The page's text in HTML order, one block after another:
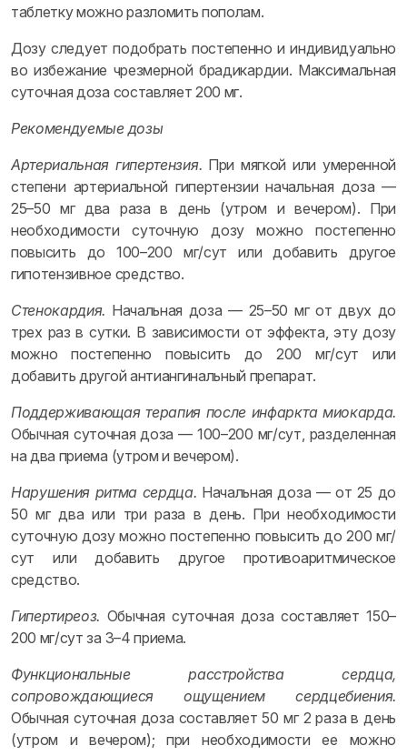
таблетку можно разломить пополам.
Дозу следует подобрать постепенно и индивидуально
во избежание чрезмерной брадикардии. Максимальная
суточная доза составляет 200 мг.
Рекомендуемые дозы
Артериальная гипертензия. При мягкой или умеренной
степени артериальной гипертензии начальная доза —
25–50 мг два раза в день (утром и вечером). При
необходимости суточную дозу можно постепенно
повысить до 100–200 мг/сут или добавить другое
гипотензивное средство.
Стенокардия. Начальная доза — 25–50 мг от двух до
трех раз в сутки. В зависимости от эффекта, эту дозу
можно постепенно повысить до 200 мг/сут или
добавить другой антиангинальный препарат.
Поддерживающая терапия после инфаркта миокарда.
Обычная суточная доза — 100–200 мг/сут, разделенная
на два приема (утром и вечером).
Нарушения ритма сердца. Начальная доза — от 25 до
50 мг два или три раза в день. При необходимости
суточную дозу можно постепенно повысить до 200 мг/
сут или добавить другое противоаритмическое
средство.
Гипертиреоз. Обычная суточная доза составляет 150–
200 мг/сут за 3–4 приема.
Функциональные расстройства сердца,
сопровождающиеся ощущением сердцебиения.
Обычная суточная доза составляет 50 мг 2 раза в день
(утром и вечером); при необходимости ее можно